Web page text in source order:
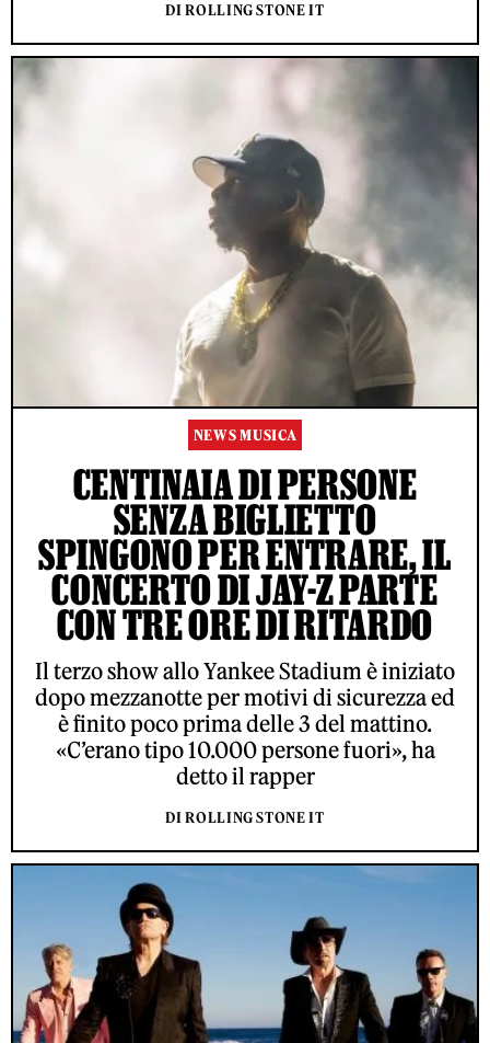
DI ROLLING STONE IT
NEWS MUSICA
CENTINAIA DI PERSONE
SENZA BIGLIETTO
SPINGONO PER ENTRARE, IL
CONCERTO DI JAY-Z PARTE
CON TRE ORE DI RITARDO
Il terzo show allo Yankee Stadium è iniziato
dopo mezzanotte per motivi di sicurezza ed
è finito poco prima delle 3 del mattino.
«C’erano tipo 10.000 persone fuori», ha
detto il rapper
DI ROLLING STONE IT